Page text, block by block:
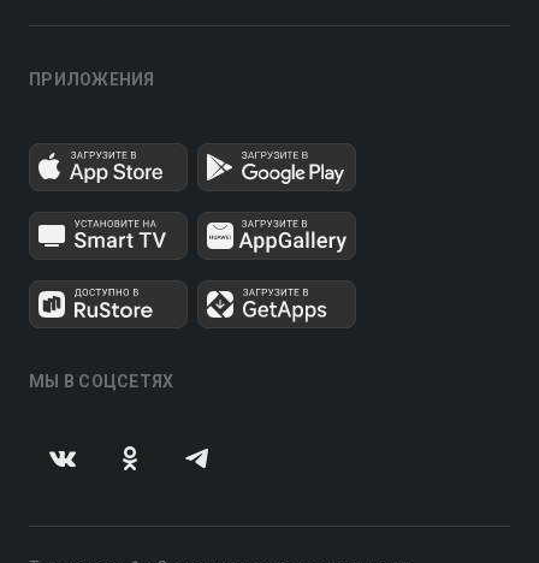
ПРИЛОЖЕНИЯ
МЫ В СОЦСЕТЯХ